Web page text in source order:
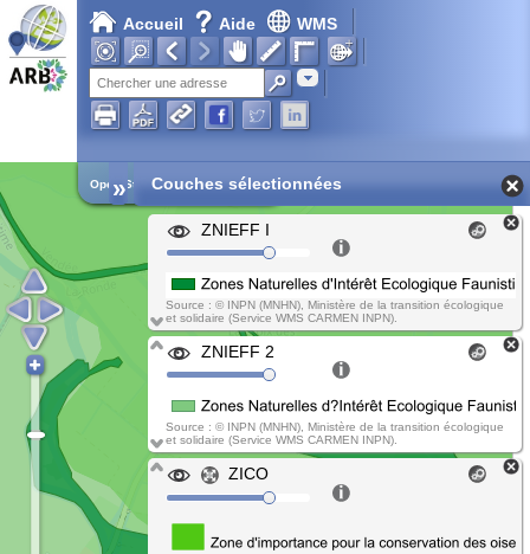
Accueil Aide WMS
Adresse
Open Street Map
» Couches sélectionnées
ZNIEFF I
Source : © INPN (MNHN), Ministère de la transition écologique
et solidaire (Service WMS CARMEN INPN).
ZNIEFF 2
Source : © INPN (MNHN), Ministère de la transition écologique
et solidaire (Service WMS CARMEN INPN).
ZICO